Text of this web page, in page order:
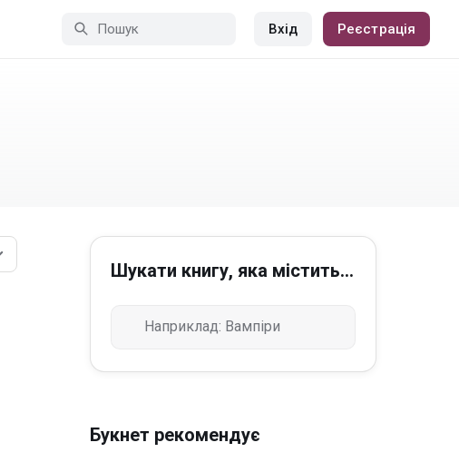
Вхід Реєстрація
Шукати книгу, яка містить...
Букнет рекомендує